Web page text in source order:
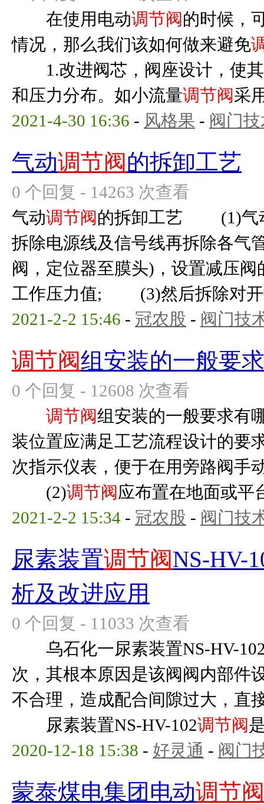
在使用电动调节阀的时候，
情况，那么我们该如何做来避免
1.改进阀芯，阀座设计，使其
和压力分布。如小流量调节阀采
2021-4-30 16:36 - 风格果 - 阀门
气动调节阀的拆卸工艺
0 个回复 - 14263 次查看
气动调节阀的拆卸工艺 (1)气
拆除电源线及信号线再拆除各
阀，定位器至膜头)，设置减压
工作压力值; (3)然后拆除对开
2021-2-2 15:46 - 冠农股 - 阀门技
调节阀组安装的一般要
0 个回复 - 12608 次查看
调节阀组安装的一般要求
装位置应满足工艺流程设计的要
次指示仪表，便于在用旁路阀手
(2)调节阀应布置在地面或平
2021-2-2 15:34 - 冠农股 - 阀门技
尿素装置调节阀NS-HV-
析及改进应用
0 个回复 - 11033 次查看
乌石化一尿素装置NS-HV-
次，其根本原因是该阀阀内部件
不合理，造成配合间隙过大，直
尿素装置NS-HV-102调节阀
2020-12-18 15:38 - 好灵通 - 阀门
蒙泰煤电集团电动调节阀